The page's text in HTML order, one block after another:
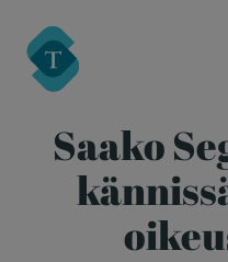
Turre Legal
Saako